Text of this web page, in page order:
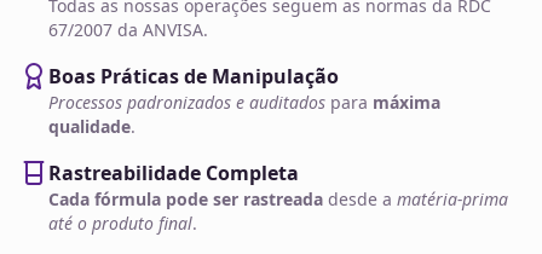
Todas as nossas operações seguem as normas da RDC
67/2007 da ANVISA.
Boas Práticas de Manipulação
Processos padronizados e auditados para máxima
qualidade.
Rastreabilidade Completa
Cada fórmula pode ser rastreada desde a matéria-prima
até o produto final.